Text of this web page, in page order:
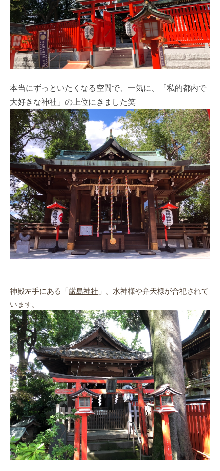
本当にずっといたくなる空間で、一気に、「私的都内で
大好きな神社」の上位にきました笑
神殿左手にある「厳島神社 」。水神様や弁天様が合祀されて
います。